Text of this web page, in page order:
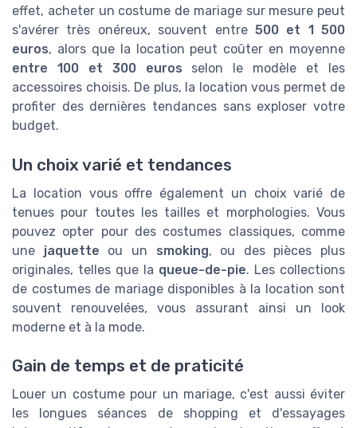
effet, acheter un costume de mariage sur mesure peut
s'avérer très onéreux, souvent entre 500 et 1 500
euros, alors que la location peut coûter en moyenne
entre 100 et 300 euros selon le modèle et les
accessoires choisis. De plus, la location vous permet de
profiter des dernières tendances sans exploser votre
budget.
Un choix varié et tendances
La location vous offre également un choix varié de
tenues pour toutes les tailles et morphologies. Vous
pouvez opter pour des costumes classiques, comme
une jaquette ou un smoking, ou des pièces plus
originales, telles que la queue-de-pie. Les collections
de costumes de mariage disponibles à la location sont
souvent renouvelées, vous assurant ainsi un look
moderne et à la mode.
Gain de temps et de praticité
Louer un costume pour un mariage, c'est aussi éviter
les longues séances de shopping et d'essayages